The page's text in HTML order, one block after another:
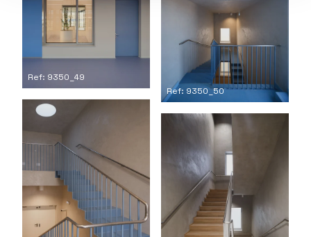
Ref: 9350_49
Ref: 9350_50